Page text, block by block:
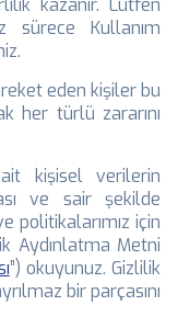
kazanır. Lütfen
sürece Kullanım
eden kişiler bu
her türlü zararını
ait kişisel verilerin
ve sair şekilde
politikalarımız için
Aydınlatma Metni
”) okuyunuz. Gizlilik
bir parçasını